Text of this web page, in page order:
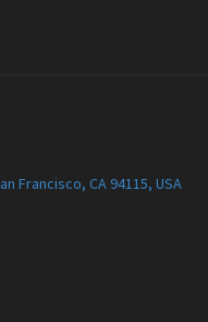
Francisco, CA 94115, USA